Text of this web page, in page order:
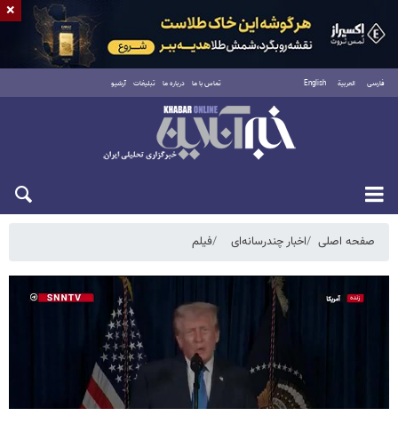
فارسی العربية English تماس با ما درباره ما تبلیغات آرشیو
شنبه ۱۷ مرداد ۱۴۰۵
صفحه اصلی اخبار چندرسانه‌ای فیلم
×